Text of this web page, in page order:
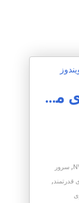
ارائه قدرتمند سرورهای مجازی لینوکس و ویندوز
, سرور
قدرتمند,